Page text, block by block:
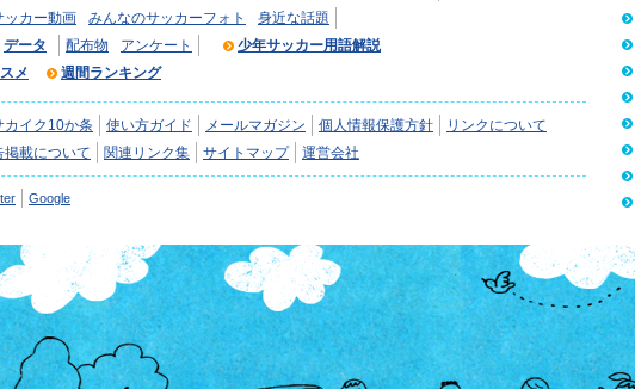
ッカー動画 みんなのサッカーフォト
身近な話題
データ 配布物 アンケート
少年サッカー用語解説
メ
週間ランキング
カイク10か条 使い方ガイド メールマガジン 個人情報保護方針
リンクについて
掲載について 関連リンク集 サイトマップ 運営会社
Google